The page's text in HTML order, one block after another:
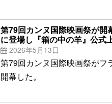
第79回カンヌ国際映画祭が開
に登場し『箱の中の羊』公式
2026年5月13日
第79回カンヌ国際映画祭がフ
開幕した。